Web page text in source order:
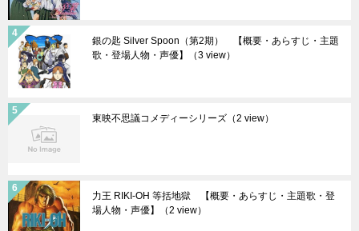
銀の匙 Silver Spoon（第2期） 【概要・あらすじ・主題
歌・登場人物・声優】
（3 view）
東映不思議コメディーシリーズ （2 view）
力王 RIKI-OH 等括地獄 【概要・あらすじ・主題歌・登
場人物・声優】
（2 view）